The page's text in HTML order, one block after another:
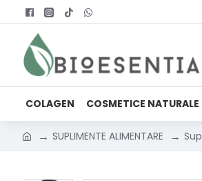
COLAGEN COSMETICE NATURALE
SUPLIMENTE ALIMENTARE